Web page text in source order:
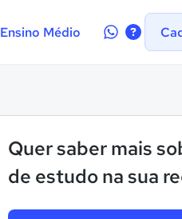
Ensino Médio
Contate-
Quer saber mais
de estudo na sua